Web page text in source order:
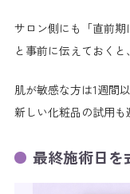
サロン側にも「直前期
と事前に伝えておくと
肌が敏感な方は1週間
新しい化粧品の試用も
最終施術日を